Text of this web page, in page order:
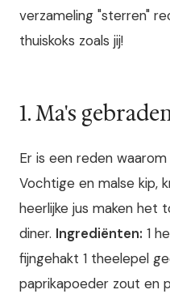
verzameling "sterren"
thuiskoks zoals jij!
1. Ma's
Er is een reden
Vochtige en malse kip,
heerlijke jus maken het
diner. Ingrediënten: 1
fijngehakt 1 theelepel
paprikapoeder zout en